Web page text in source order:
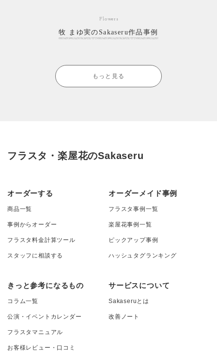
Flowers
牧 まゆ実のSakaseru作品事例
もっと見る
フラスタ・楽屋花のSakaseru
オーダーする
商品一覧
事例からオーダー
フラスタ料金計算ツール
スタッフに相談する
オーダーメイド事例
フラスタ事例一覧
楽屋花事例一覧
ピックアップ事例
ハッシュタグランキング
きっと参考になるもの
コラム一覧
公演・イベントカレンダー
フラスタマニュアル
お客様レビュー・口コミ
サービスについて
Sakaseruとは
改善ノート